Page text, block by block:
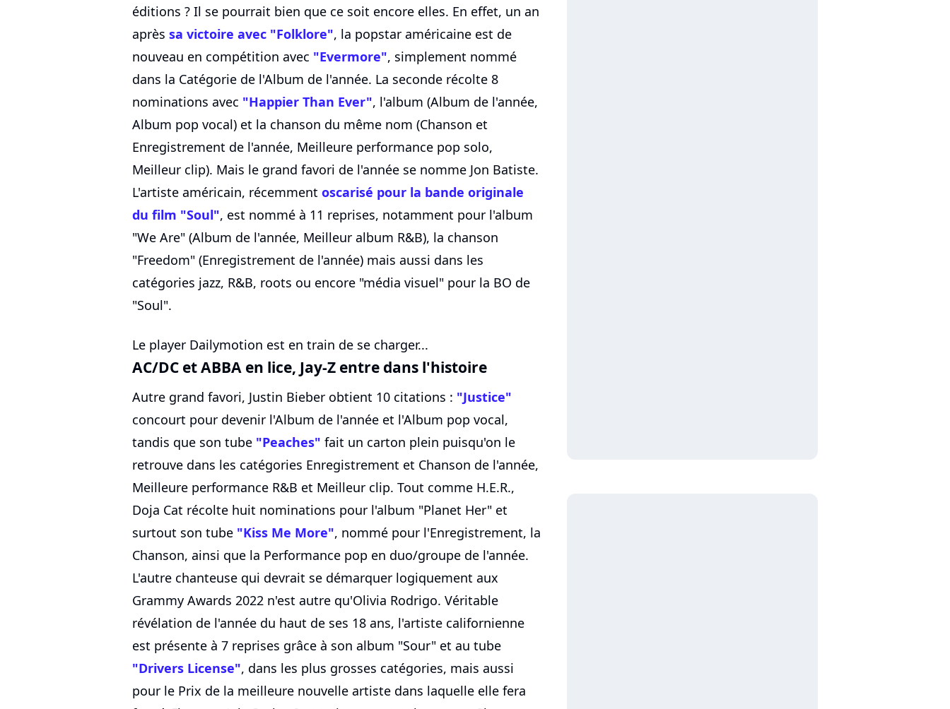
éditions ? Il se pourrait bien que ce soit encore elles. En effet, un an
après sa victoire avec "Folklore", la popstar américaine est de
nouveau en compétition avec "Evermore", simplement nommé
dans la Catégorie de l'Album de l'année. La seconde récolte 8
nominations avec "Happier Than Ever", l'album (Album de l'année,
Album pop vocal) et la chanson du même nom (Chanson et
Enregistrement de l'année, Meilleure performance pop solo,
Meilleur clip). Mais le grand favori de l'année se nomme Jon Batiste.
L'artiste américain, récemment oscarisé pour la bande originale
du film "Soul", est nommé à 11 reprises, notamment pour l'album
"We Are" (Album de l'année, Meilleur album R&B), la chanson
"Freedom" (Enregistrement de l'année) mais aussi dans les
catégories jazz, R&B, roots ou encore "média visuel" pour la BO de
"Soul".
Le player Dailymotion est en train de se charger...
AC/DC et ABBA en lice, Jay-Z entre dans l'histoire
Autre grand favori, Justin Bieber obtient 10 citations : "Justice"
concourt pour devenir l'Album de l'année et l'Album pop vocal,
tandis que son tube "Peaches" fait un carton plein puisqu'on le
retrouve dans les catégories Enregistrement et Chanson de l'année,
Meilleure performance R&B et Meilleur clip. Tout comme H.E.R.,
Doja Cat récolte huit nominations pour l'album "Planet Her" et
surtout son tube "Kiss Me More", nommé pour l'Enregistrement, la
Chanson, ainsi que la Performance pop en duo/groupe de l'année.
L'autre chanteuse qui devrait se démarquer logiquement aux
Grammy Awards 2022 n'est autre qu'Olivia Rodrigo. Véritable
révélation de l'année du haut de ses 18 ans, l'artiste californienne
est présente à 7 reprises grâce à son album "Sour" et au tube
"Drivers License", dans les plus grosses catégories, mais aussi
pour le Prix de la meilleure nouvelle artiste dans laquelle elle fera